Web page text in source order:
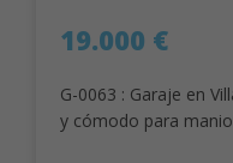
19.000 €
G-0063 : Garaje en
y cómodo para